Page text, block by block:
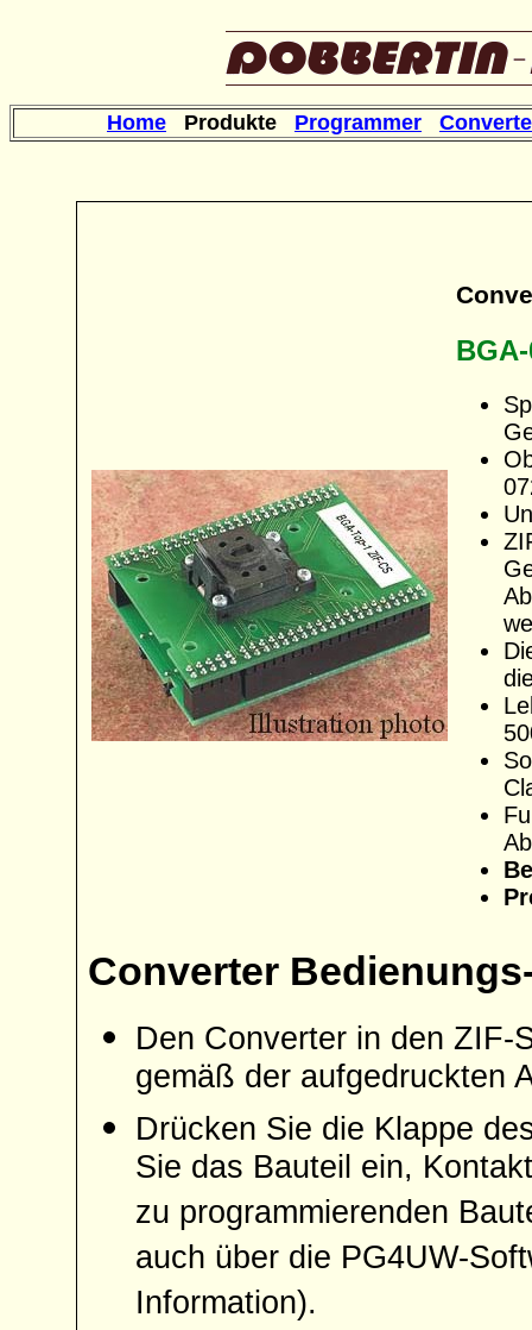
Home Produkte Programmer
Converter
Den Converter in den ZIF-
gemäß der aufgedruckten
Drücken Sie die Klappe
Sie das Bauteil ein,
zu programmierenden
auch über die PG4UW-
Information).